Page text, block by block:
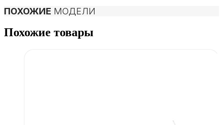
ПОХОЖИЕ МОДЕЛИ
Похожие товары